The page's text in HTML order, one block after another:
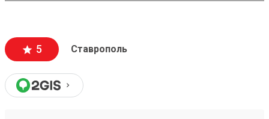
5 Ставрополь